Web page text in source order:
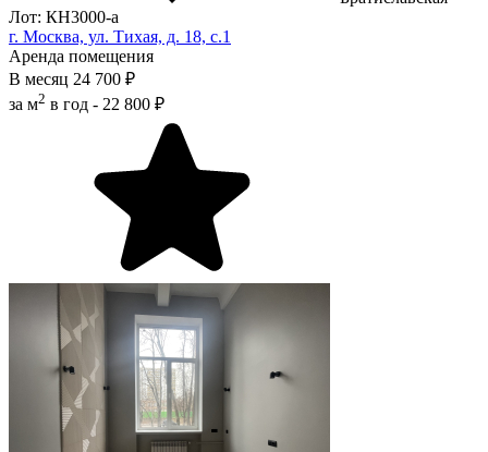
Лот: КН3000-a
г. Москва, ул. Тихая, д. 18, с.1
Аренда помещения
В месяц 24 700 ₽
за м2 в год - 22 800 ₽